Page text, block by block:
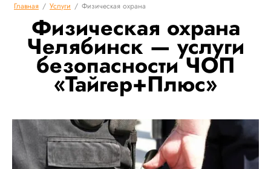
Главная / Услуги / Физическая охрана
Физическая охрана
Челябинск — услуги
безопасности ЧОП
«Тайгер+Плюс»